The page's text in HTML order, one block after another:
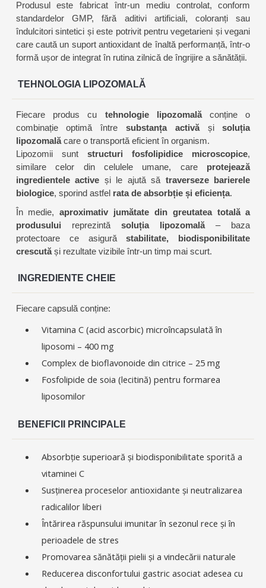
Produsul este fabricat într-un mediu controlat, conform
standardelor GMP, fără aditivi artificiali, coloranți sau
îndulcitori sintetici și este potrivit pentru vegetarieni și vegani
care caută un suport antioxidant de înaltă performanță, într-o
formă ușor de integrat în rutina zilnică de îngrijire a sănătății.
TEHNOLOGIA LIPOZOMALĂ
Fiecare produs cu tehnologie lipozomalăconține o
combinație optimă între substanța activășisoluția
lipozomalăcare o transportă eficient în organism.
Lipozomii sunt structuri fosfolipidice microscopice,
similare celor din celulele umane, care protejează
ingredientele active și le ajută să traverseze barierele
biologice, sporind astfel rata de absorbție și eficiența.
În medie,aproximativ jumătate din greutatea totală a
produsului reprezintă soluția lipozomală– baza
protectoare ce asigurăstabilitate, biodisponibilitate
crescutăși rezultate vizibile într-un timp mai scurt.
INGREDIENTE CHEIE
Fiecare capsulă conține:
Vitamina C (acid ascorbic) microîncapsulată în
liposomi – 400 mg
Complex de bioflavonoide din citrice – 25 mg
Fosfolipide de soia (lecitină) pentru formarea
liposomilor
BENEFICII PRINCIPALE
Absorbție superioară și biodisponibilitate sporită a
vitaminei C
Susținerea proceselor antioxidante și neutralizarea
radicalilor liberi
Întărirea răspunsului imunitar în sezonul rece și în
perioadele de stres
Promovarea sănătății pielii și a vindecării naturale
Reducerea disconfortului gastric asociat adesea cu